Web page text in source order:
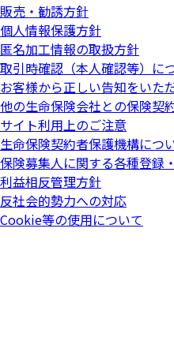
販売・勧誘方針
個人情報保護方針
匿名加工情報の取扱方針
取引時確認（本人確認等）に
お客様から正しい告知をいた
他の生命保険会社との保険契
サイト利用上のご注意
生命保険契約者保護機構につ
保険募集人に関する各種登録
利益相反管理方針
反社会的勢力への対応
Cookie等の使用について